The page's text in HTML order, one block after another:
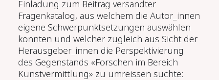
Einladung zum Beitrag versandter
Fragenkatalog, aus welchem die Autor_innen
eigene Schwerpunktsetzungen auswählen
konnten und welcher zugleich aus Sicht der
Herausgeber_innen die Perspektivierung
des Gegenstands «Forschen im Bereich
Kunstvermittlung» zu umreissen suchte: